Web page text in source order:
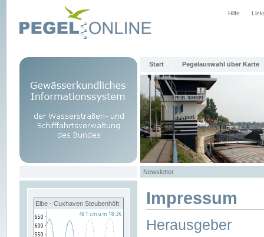
Hilfe
Start Pegelauswahl über Karte
Newsletter
Elbe - Cuxhaven Steubenhöft Impressum
Herausgeber